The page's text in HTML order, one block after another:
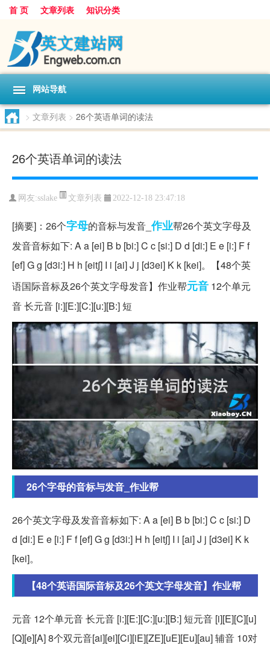
首 页 文章列表 知识分类
网站导航
> 文章列表 > 26个英语单词的读法
26个英语单词的读法
网友:sslake 文章列表 2022-12-18 23:47:18
[摘要]：26个字母的音标与发音_作业帮26个英文字母及
发音音标如下: A a [ei] B b [bi:] C c [si:] D d [di:] E e [i:] F f
[ef] G g [d3i:] H h [eit∫] I i [ai] J j [d3ei] K k [kei]。【48个英
语国际音标及26个英文字母发音】作业帮元音 12个单元
音 长元音 [i:][E:][C:][u:][B:] 短
26个字母的音标与发音_作业帮
26个英文字母及发音音标如下: A a [ei] B b [bi:] C c [si:] D
d [di:] E e [i:] F f [ef] G g [d3i:] H h [eit∫] I i [ai] J j [d3ei] K k
[kei]。
【48个英语国际音标及26个英文字母发音】作业帮
元音 12个单元音 长元音 [i:][E:][C:][u:][B:] 短元音 [i][E][C][u]
[Q][e][A] 8个双元音[ai][ei][Ci][iE][ZE][uE][Eu][au] 辅音 10对